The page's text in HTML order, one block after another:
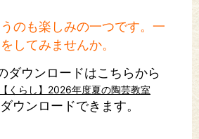
のも楽しみの一つです。一
してみませんか。
ウンロードはこちらから
くらし】2026年度夏の陶芸教室
ダウンロードできます。